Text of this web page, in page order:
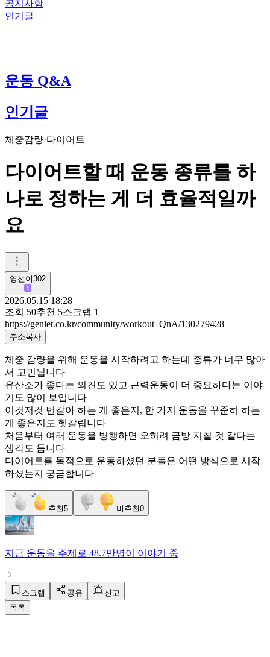
공지사항
인기글
운동 Q&A
인기글
체중감량·다이어트
다이어트할 때 운동 종류를 하
나로 정하는 게 더 효율적일까
요
영선이302
2026.05.15 18:28
조회 50추천 5스크랩 1
https://geniet.co.kr/community/workout_QnA/130279428
주소복사
체중 감량을 위해 운동을 시작하려고 하는데 종류가 너무 많아
서 고민됩니다
유산소가 좋다는 의견도 있고 근력운동이 더 중요하다는 이야
기도 많이 보입니다
이것저것 번갈아 하는 게 좋은지, 한 가지 운동을 꾸준히 하는
게 좋은지도 헷갈립니다
처음부터 여러 운동을 병행하면 오히려 금방 지칠 것 같다는
생각도 듭니다
다이어트를 목적으로 운동하셨던 분들은 어떤 방식으로 시작
하셨는지 궁금합니다
추천5 비추천0
지금 운동을 주제로 48.7만명이 이야기 중
스크랩 공유
신고
목록